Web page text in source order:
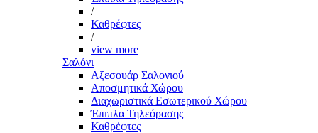
/
Καθρέφτες
/
view more
Σαλόνι
Αξεσουάρ Σαλονιού
Αποσμητικά Χώρου
Διαχωριστικά Εσωτερικού Χώρου
Έπιπλα Τηλεόρασης
Καθρέφτες